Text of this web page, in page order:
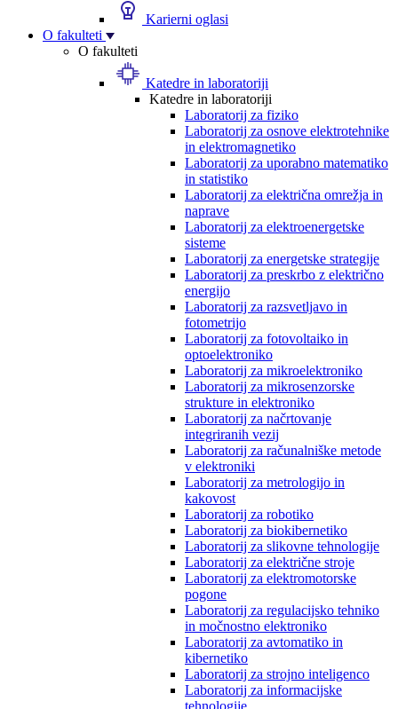
Karierni oglasi
O fakulteti
O fakulteti
Katedre in laboratoriji
Katedre in laboratoriji
Laboratorij za fiziko
Laboratorij za osnove elektrotehnike
in elektromagnetiko
Laboratorij za uporabno matematiko
in statistiko
Laboratorij za električna omrežja in
naprave
Laboratorij za elektroenergetske
sisteme
Laboratorij za energetske strategije
Laboratorij za preskrbo z električno
energijo
Laboratorij za razsvetljavo in
fotometrijo
Laboratorij za fotovoltaiko in
optoelektroniko
Laboratorij za mikroelektroniko
Laboratorij za mikrosenzorske
strukture in elektroniko
Laboratorij za načrtovanje
integriranih vezij
Laboratorij za računalniške metode
v elektroniki
Laboratorij za metrologijo in
kakovost
Laboratorij za robotiko
Laboratorij za biokibernetiko
Laboratorij za slikovne tehnologije
Laboratorij za električne stroje
Laboratorij za elektromotorske
pogone
Laboratorij za regulacijsko tehniko
in močnostno elektroniko
Laboratorij za avtomatiko in
kibernetiko
Laboratorij za strojno inteligenco
Laboratorij za informacijske
tehnologije